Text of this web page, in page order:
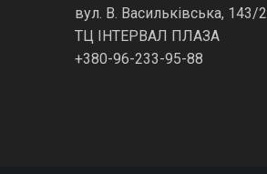
вул. В. Васильківська, 143/2
ТЦ ІНТЕРВАЛ ПЛАЗА
+380-96-233-95-88